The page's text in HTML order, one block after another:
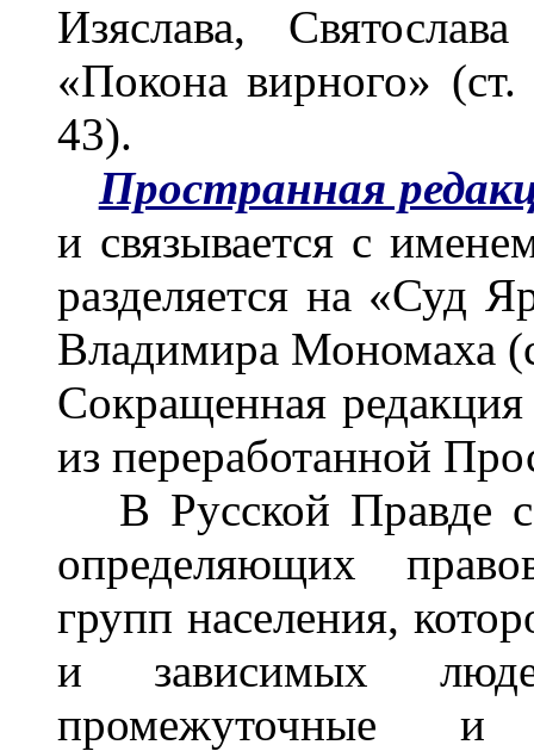
Изяслава,
«Покона вирного»
43).
Пространная
и связывается с
разделяется на «Суд
Владимира Мономаха
Сокращенная
из переработанной
В Русской Правде
определяющих
групп населения,
и зависимых
промежуточные и